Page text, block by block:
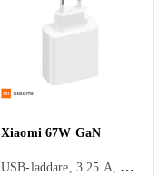
Xiaomi 67W GaN
USB-laddare, 3.25 A, Stöd för snabbladdning, 2 st, Stöd för snabbladdning, GaN-laddare